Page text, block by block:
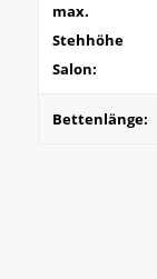
max.
Stehhöhe
Salon:
Bettenlänge: